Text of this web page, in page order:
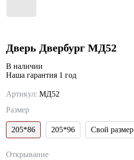
Дверь Двербург МД52
В наличии
Наша гарантия 1 год
Артикул: МД52
Размер
205*86 205*96 Свой размер
Открывание